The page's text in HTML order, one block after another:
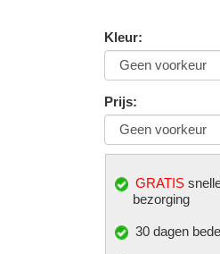
Kleur:
Prijs:
GRATIS
bezorging
30 dagen